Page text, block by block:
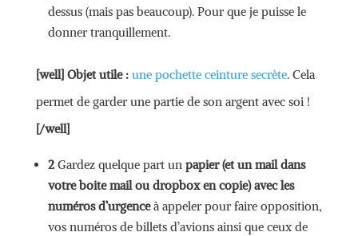
dessus (mais pas beaucoup). Pour que je puisse le
donner tranquillement.
[well] Objet utile : une pochette ceinture secrète. Cela
permet de garder une partie de son argent avec soi !
[/well]
2 Gardez quelque part unpapier (et un mail dans
votre boite mail ou dropbox en copie) avec les
numéros d’urgenceà appeler pour faire opposition,
vos numéros de billets d’avions ainsi que ceux de